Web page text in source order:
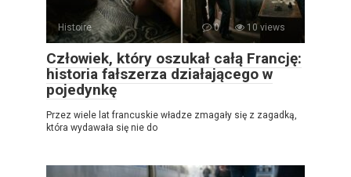
Histoire 0 10 views
Człowiek, który oszukał całą Francję:
historia fałszerza działającego w
pojedynkę
Przez wiele lat francuskie władze zmagały się z zagadką,
która wydawała się nie do